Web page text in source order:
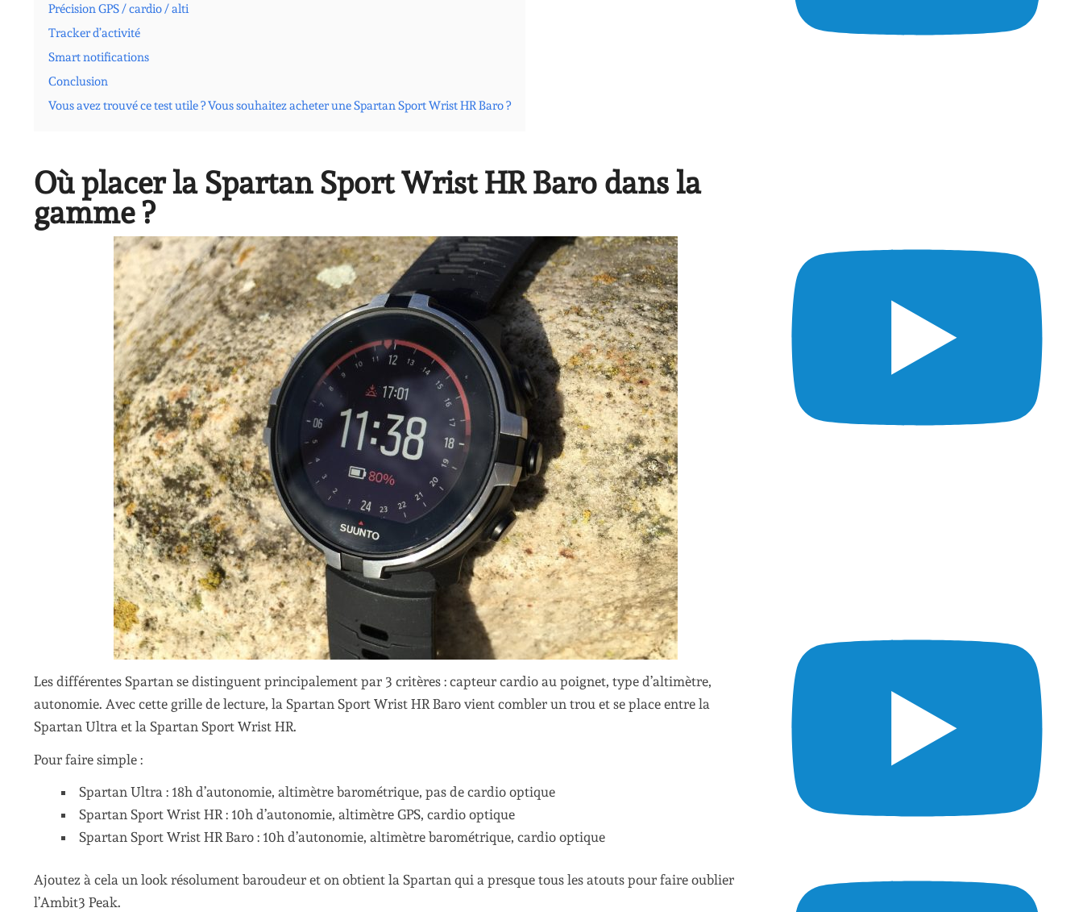
Précision GPS / cardio / alti
Tracker d’activité
Smart notifications
Conclusion
Vous avez trouvé ce test utile ? Vous souhaitez acheter une Spartan Sport Wrist HR Baro ?
Où placer la Spartan Sport Wrist HR Baro dans la
gamme ?
Les différentes Spartan se distinguent principalement par 3 critères : capteur cardio au poignet, type d’altimètre,
autonomie. Avec cette grille de lecture, la Spartan Sport Wrist HR Baro vient combler un trou et se place entre la
Spartan Ultra et la Spartan Sport Wrist HR.
Pour faire simple :
Spartan Ultra : 18h d’autonomie, altimètre barométrique, pas de cardio optique
Spartan Sport Wrist HR : 10h d’autonomie, altimètre GPS, cardio optique
Spartan Sport Wrist HR Baro : 10h d’autonomie, altimètre barométrique, cardio optique
Ajoutez à cela un look résolument baroudeur et on obtient la Spartan qui a presque tous les atouts pour faire oublier
l’Ambit3 Peak.